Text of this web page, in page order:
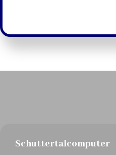
Schuttertalcomputer